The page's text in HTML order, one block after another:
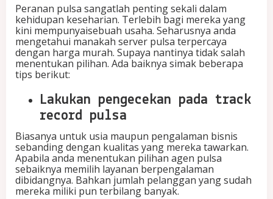
Peranan pulsa sangatlah penting sekali dalam
kehidupan keseharian. Terlebih bagi mereka yang
kini mempunyaisebuah usaha. Seharusnya anda
mengetahui manakah server pulsa terpercaya
dengan harga murah. Supaya nantinya tidak salah
menentukan pilihan. Ada baiknya simak beberapa
tips berikut:
Lakukan pengecekan pada track
record pulsa
Biasanya untuk usia maupun pengalaman bisnis
sebanding dengan kualitas yang mereka tawarkan.
Apabila anda menentukan pilihan agen pulsa
sebaiknya memilih layanan berpengalaman
dibidangnya. Bahkan jumlah pelanggan yang sudah
mereka miliki pun terbilang banyak.